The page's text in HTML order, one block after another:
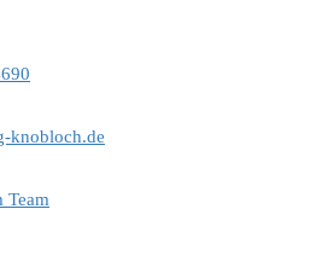
knobloch.de
Team